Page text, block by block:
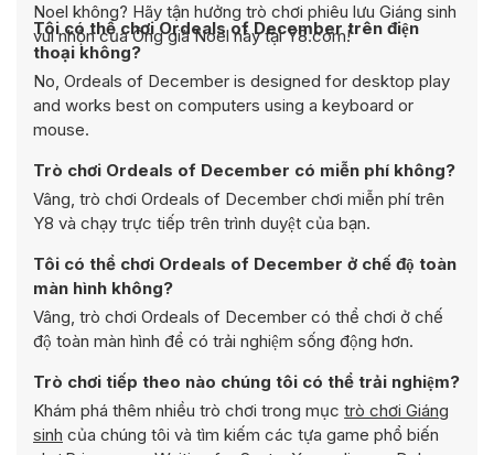
Noel không? Hãy tận hưởng trò chơi phiêu lưu Giáng sinh
vui nhộn của Ông già Noel này tại Y8.com!
Tôi có thể chơi Ordeals of December trên điện
thoại không?
No, Ordeals of December is designed for desktop play
and works best on computers using a keyboard or
mouse.
Trò chơi Ordeals of December có miễn phí không?
Vâng, trò chơi Ordeals of December chơi miễn phí trên
Y8 và chạy trực tiếp trên trình duyệt của bạn.
Tôi có thể chơi Ordeals of December ở chế độ toàn
màn hình không?
Vâng, trò chơi Ordeals of December có thể chơi ở chế
độ toàn màn hình để có trải nghiệm sống động hơn.
Trò chơi tiếp theo nào chúng tôi có thể trải nghiệm?
Khám phá thêm nhiều trò chơi trong mục trò chơi Giáng
sinh của chúng tôi và tìm kiếm các tựa game phổ biến